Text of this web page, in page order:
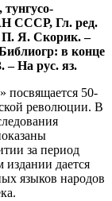
СССР, Гл. ред.
П. Я. Скорик. –
в конце
– На рус. яз.
посвящается 50-
революции. В
за период
дается
языков народов